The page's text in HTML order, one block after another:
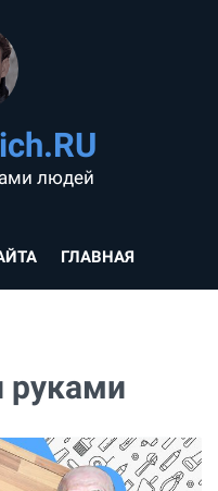
людей
ГЛАВНАЯ
руками